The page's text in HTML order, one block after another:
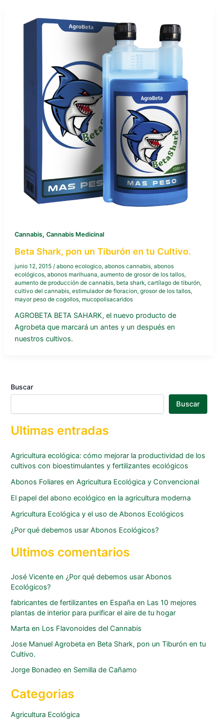
Cannabis, Cannabis Medicinal
Beta Shark, pon un Tiburón en tu Cultivo.
junio 12, 2015 / abono ecologico, abonos cannabis, abonos
ecológicos, abonos marihuana, aumento de grosor de los tallos,
aumento de producción de cannabis, beta shark, cartílago de tiburón,
cultivo del cannabis, estimulador de floracion, grosor de los tallos,
mayor peso de cogollos, mucopolisacaridos
AGROBETA BETA SAHARK, el nuevo producto de
Agrobeta que marcará un antes y un después en
nuestros cultivos.
Buscar
Buscar
Ultimas entradas
Agricultura ecológica: cómo mejorar la productividad de los
cultivos con bioestimulantes y fertilizantes ecológicos
Abonos Foliares en Agricultura Ecológica y Convencional
El papel del abono ecológico en la agricultura moderna
Agricultura Ecológica y el uso de Abonos Ecológicos
¿Por qué debemos usar Abonos Ecológicos?
Ultimos comentarios
José Vicente en¿Por qué debemos usar Abonos
Ecológicos?
fabricantes de fertilizantes en España en Las 10 mejores
plantas de interior para purificar el aire de tu hogar
Marta en Los Flavonoides del Cannabis
Jose Manuel Agrobeta en Beta Shark, pon un Tiburón en tu
Cultivo.
Jorge Bonadeo en Semilla de Cañamo
Categorias
Agricultura Ecológica